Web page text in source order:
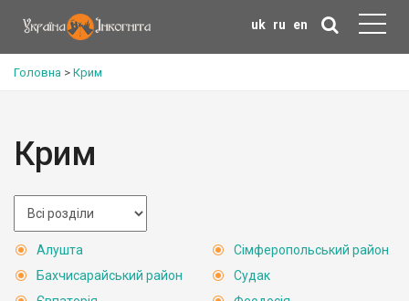
uk ru en
Головна > Крим
Крим
Алушта
Бахчисарайський район
Сімферопольський район
Судак